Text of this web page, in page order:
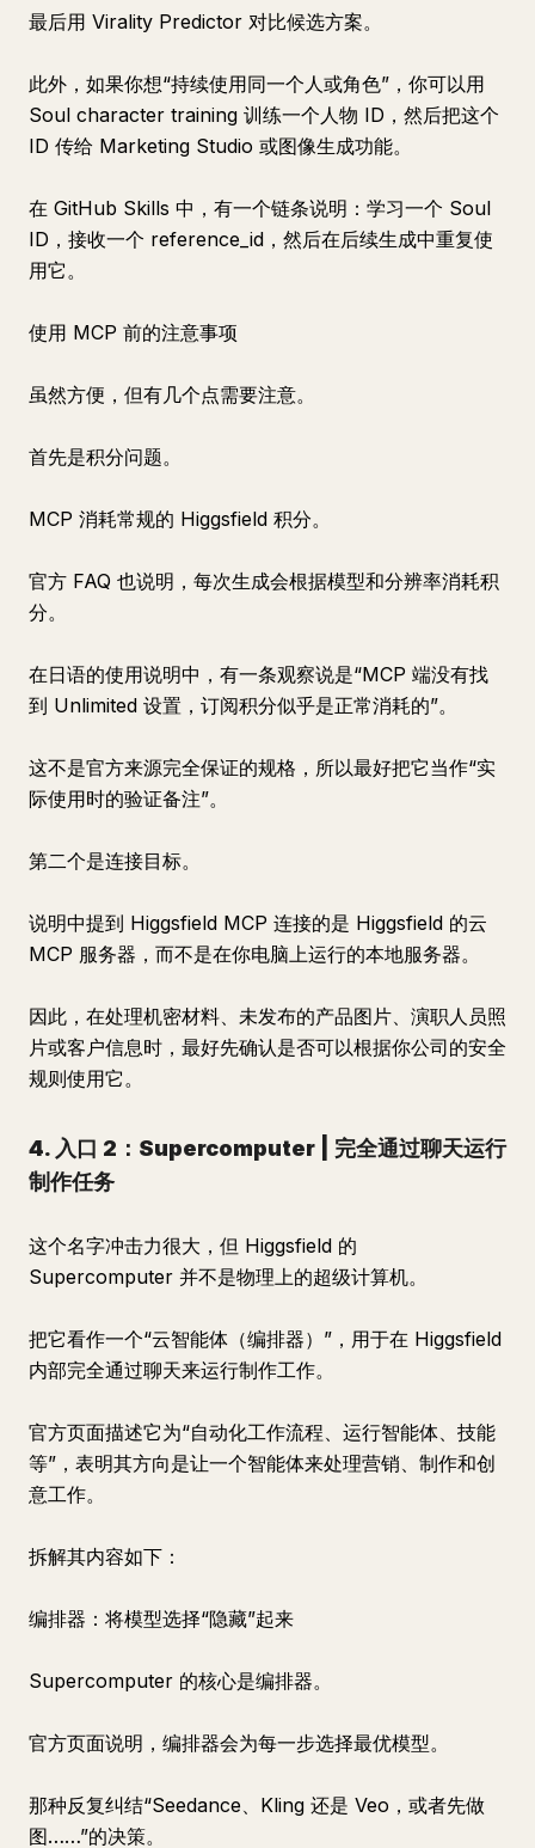
最后用 Virality Predictor 对比候选方案。
此外，如果你想“持续使用同一个人或角色”，你可以用
Soul character training 训练一个人物 ID，然后把这个
ID 传给 Marketing Studio 或图像生成功能。
在 GitHub Skills 中，有一个链条说明：学习一个 Soul
ID，接收一个 reference_id，然后在后续生成中重复使
用它。
使用 MCP 前的注意事项
虽然方便，但有几个点需要注意。
首先是积分问题。
MCP 消耗常规的 Higgsfield 积分。
官方 FAQ 也说明，每次生成会根据模型和分辨率消耗积
分。
在日语的使用说明中，有一条观察说是“MCP 端没有找
到 Unlimited 设置，订阅积分似乎是正常消耗的”。
这不是官方来源完全保证的规格，所以最好把它当作“实
际使用时的验证备注”。
第二个是连接目标。
说明中提到 Higgsfield MCP 连接的是 Higgsfield 的云
MCP 服务器，而不是在你电脑上运行的本地服务器。
因此，在处理机密材料、未发布的产品图片、演职人员照
片或客户信息时，最好先确认是否可以根据你公司的安全
规则使用它。
4. 入口 2：Supercomputer | 完全通过聊天运行
制作任务
这个名字冲击力很大，但 Higgsfield 的
Supercomputer 并不是物理上的超级计算机。
把它看作一个“云智能体（编排器）”，用于在 Higgsfield
内部完全通过聊天来运行制作工作。
官方页面描述它为“自动化工作流程、运行智能体、技能
等”，表明其方向是让一个智能体来处理营销、制作和创
意工作。
拆解其内容如下：
编排器：将模型选择“隐藏”起来
Supercomputer 的核心是编排器。
官方页面说明，编排器会为每一步选择最优模型。
那种反复纠结“Seedance、Kling 还是 Veo，或者先做
图……”的决策。